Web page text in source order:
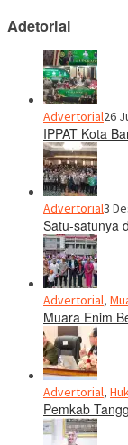
Adetorial
Advertorial26
IPPAT Kota
Advertorial3
Satu-satunya
Advertorial,
Muara Enim
Advertorial,
Pemkab